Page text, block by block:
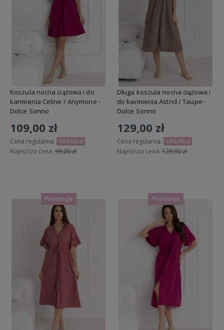
Koszula nocna ciążowa i do
karmienia Celine / Anymone -
Dolce Sonno
109,00 zł
Cena regularna: 159,00 zł
Najniższa cena: 99,00 zł
Długa koszula nocna ciążowa i
do karmienia Astrid / Taupe -
Dolce Sonno
129,00 zł
Cena regularna: 179,00 zł
Najniższa cena: 129,00 zł
Promocja Promocja